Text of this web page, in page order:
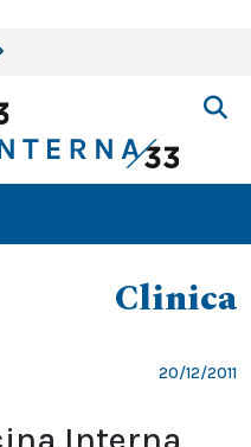
Clinica
20/12/2011